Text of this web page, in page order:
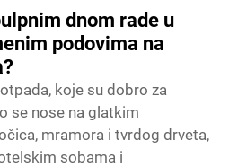
dnom rade u
podovima na
koje su dobro za
se nose na glatkim
mramora i tvrdog drveta,
sobama i